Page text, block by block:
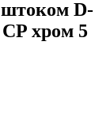
D-
хром 5